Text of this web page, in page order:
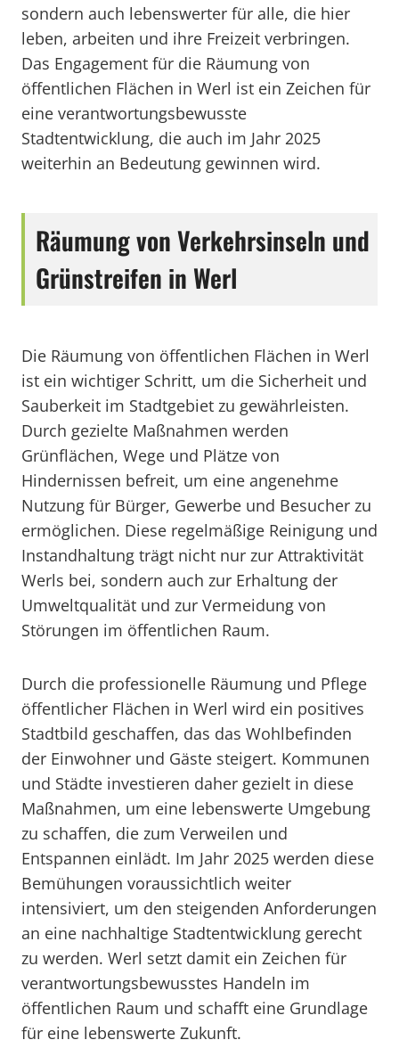
sondern auch lebenswerter für alle, die hier
leben, arbeiten und ihre Freizeit verbringen.
Das Engagement für die Räumung von
öffentlichen Flächen in Werl ist ein Zeichen für
eine verantwortungsbewusste
Stadtentwicklung, die auch im Jahr 2025
weiterhin an Bedeutung gewinnen wird.
Räumung von Verkehrsinseln und
Grünstreifen in Werl
Die Räumung von öffentlichen Flächen in Werl
ist ein wichtiger Schritt, um die Sicherheit und
Sauberkeit im Stadtgebiet zu gewährleisten.
Durch gezielte Maßnahmen werden
Grünflächen, Wege und Plätze von
Hindernissen befreit, um eine angenehme
Nutzung für Bürger, Gewerbe und Besucher zu
ermöglichen. Diese regelmäßige Reinigung und
Instandhaltung trägt nicht nur zur Attraktivität
Werls bei, sondern auch zur Erhaltung der
Umweltqualität und zur Vermeidung von
Störungen im öffentlichen Raum.
Durch die professionelle Räumung und Pflege
öffentlicher Flächen in Werl wird ein positives
Stadtbild geschaffen, das das Wohlbefinden
der Einwohner und Gäste steigert. Kommunen
und Städte investieren daher gezielt in diese
Maßnahmen, um eine lebenswerte Umgebung
zu schaffen, die zum Verweilen und
Entspannen einlädt. Im Jahr 2025 werden diese
Bemühungen voraussichtlich weiter
intensiviert, um den steigenden Anforderungen
an eine nachhaltige Stadtentwicklung gerecht
zu werden. Werl setzt damit ein Zeichen für
verantwortungsbewusstes Handeln im
öffentlichen Raum und schafft eine Grundlage
für eine lebenswerte Zukunft.